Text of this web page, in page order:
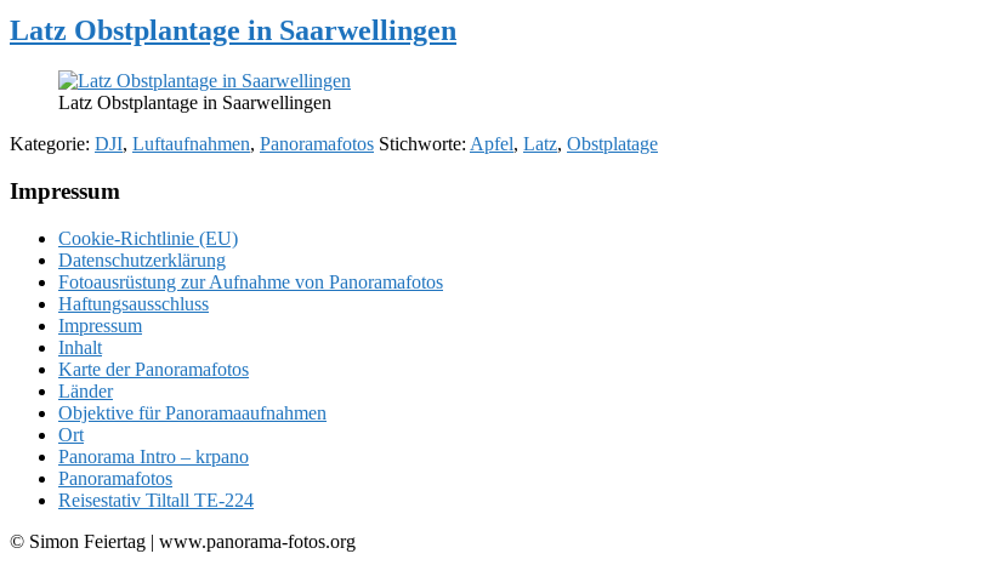
Latz Obstplantage in Saarwellingen
Latz Obstplantage in Saarwellingen
Kategorie: DJI, Luftaufnahmen, Panoramafotos Stichworte: Apfel, Latz, Obstplatage
Footer
Impressum
Cookie-Richtlinie (EU)
Datenschutzerklärung
Fotoausrüstung zur Aufnahme von Panoramafotos
Haftungsausschluss
Impressum
Inhalt
Karte der Panoramafotos
Länder
Objektive für Panoramaaufnahmen
Ort
Panorama Intro – krpano
Panoramafotos
Reisestativ Tiltall TE-224
© Simon Feiertag | www.panorama-fotos.org